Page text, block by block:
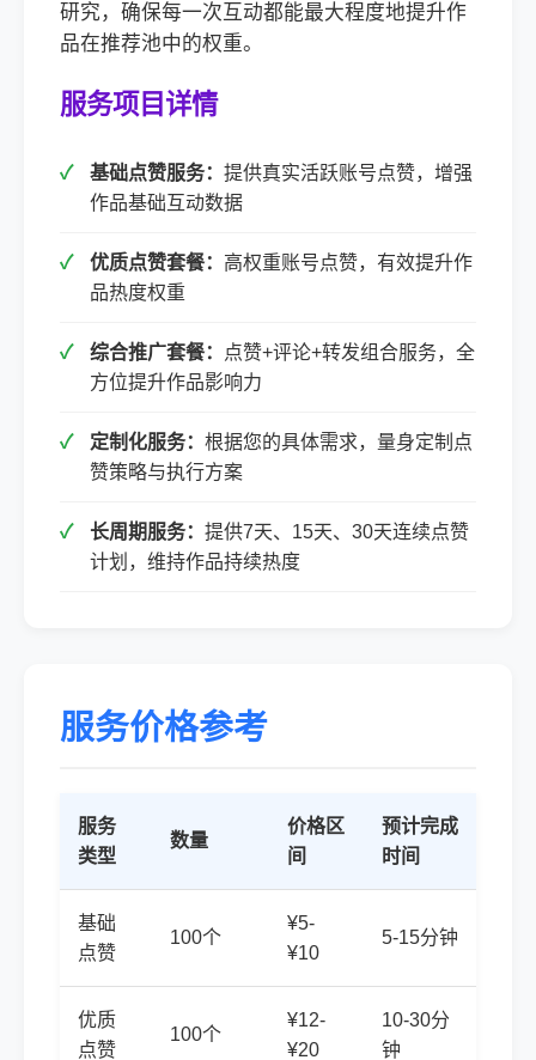
研究，确保每一次互动都能最大程度地提升作
品在推荐池中的权重。
服务项目详情
基础点赞服务： 提供真实活跃账号点赞，增强
作品基础互动数据
优质点赞套餐： 高权重账号点赞，有效提升作
品热度权重
综合推广套餐：
点赞+评论+转发组合服务，全
方位提升作品影响力
定制化服务： 根据您的具体需求，量身定制点
赞策略与执行方案
长周期服务： 提供7天、15天、30天连续点赞
计划，维持作品持续热度
服务价格参考
服务
类型
数量
价格区
间
预计完成
时间
基础
点赞
100个
¥5-
¥10
5-15分钟
优质
点赞
100个
¥12-
¥20
10-30分
钟